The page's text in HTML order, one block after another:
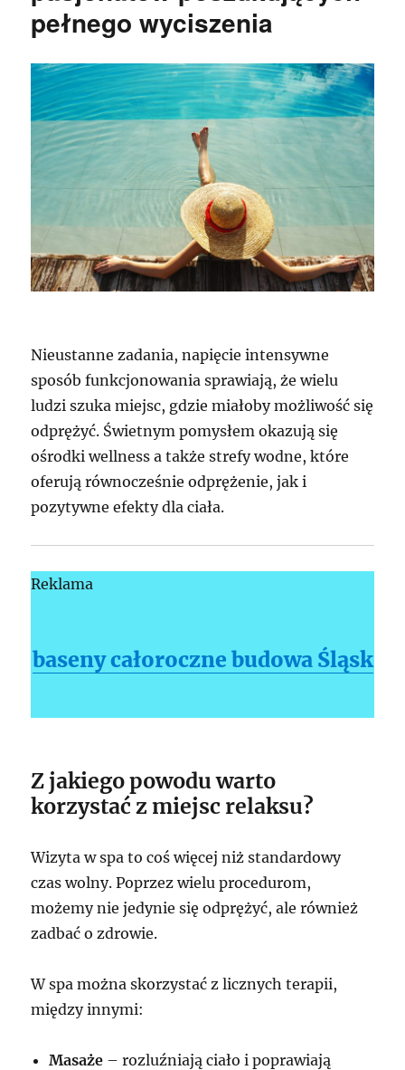
pełnego wyciszenia
Nieustanne zadania, napięcie intensywne
sposób funkcjonowania sprawiają, że wielu
ludzi szuka miejsc, gdzie miałoby możliwość się
odprężyć. Świetnym pomysłem okazują się
ośrodki wellness a także strefy wodne, które
oferują równocześnie odprężenie, jak i
pozytywne efekty dla ciała.
Reklama
baseny całoroczne budowa Śląsk
Z jakiego powodu warto
korzystać z miejsc relaksu?
Wizyta w spa to coś więcej niż standardowy
czas wolny. Poprzez wielu procedurom,
możemy nie jedynie się odprężyć, ale również
zadbać o zdrowie.
W spa można skorzystać z licznych terapii,
między innymi:
Masaże – rozluźniają ciało i poprawiają